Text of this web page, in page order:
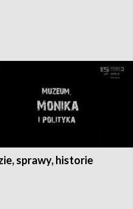
sprawy, historie